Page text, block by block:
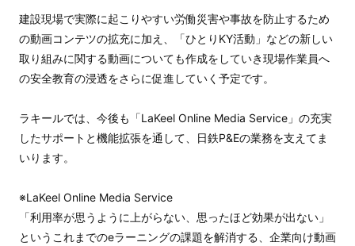
建設現場で実際に起こりやすい労働災害や事故を防止するため
の動画コンテツの拡充に加え、「ひとりKY活動」などの新しい
取り組みに関する動画についても作成をしていき現場作業員へ
の安全教育の浸透をさらに促進していく予定です。
ラキールでは、今後も「LaKeel Online Media Service」の充実
したサポートと機能拡張を通して、日鉄P&Eの業務を支えてま
いります。
※LaKeel Online Media Service
「利用率が思うように上がらない、思ったほど効果が出ない」
というこれまでのeラーニングの課題を解消する、企業向け動画